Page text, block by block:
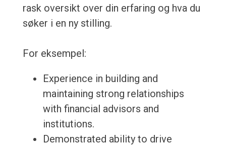
rask oversikt over din erfaring og hva du
søker i en ny stilling.
For eksempel:
Experience in building and
maintaining strong relationships
with financial advisors and
institutions.
Demonstrated ability to drive